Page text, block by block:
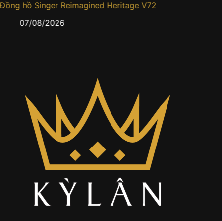
V72
Cartier Tortue Panthère Métiers